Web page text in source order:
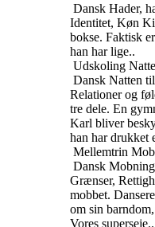
Dansk Hader,
Identitet, Køn
bokse. Faktisk
han har lige..
Udskoling
Dansk Natten
Relationer og
tre dele. En
Karl bliver
han har drukket
Mellemtrin
Dansk
Grænser,
mobbet.
om sin
Vores superseje..